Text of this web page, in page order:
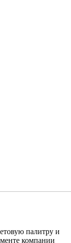
палитру и
компании